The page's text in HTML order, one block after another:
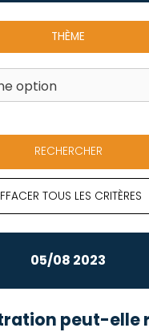
THÈME
TOUS LES CRITÈRES
05/08 2023
peut-elle